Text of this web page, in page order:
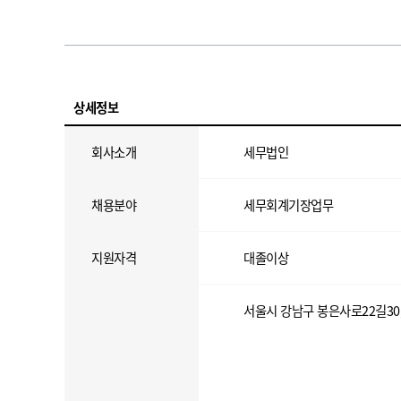
상세정보
회사소개 세무법인
채용분야 세무회계기장업무
지원자격 대졸이상
서울시 강남구 봉은사로22길